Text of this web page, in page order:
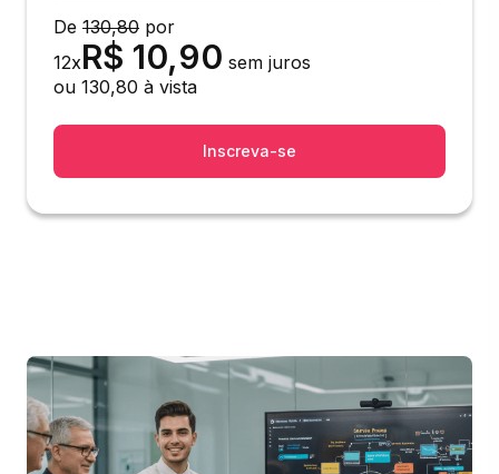
De 130,80 por
12xR$ 10,90 sem juros
ou 130,80 à vista
Inscreva-se